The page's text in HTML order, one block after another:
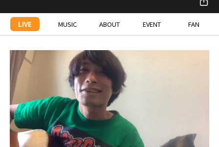
LIVE MUSIC ABOUT EVENT FAN